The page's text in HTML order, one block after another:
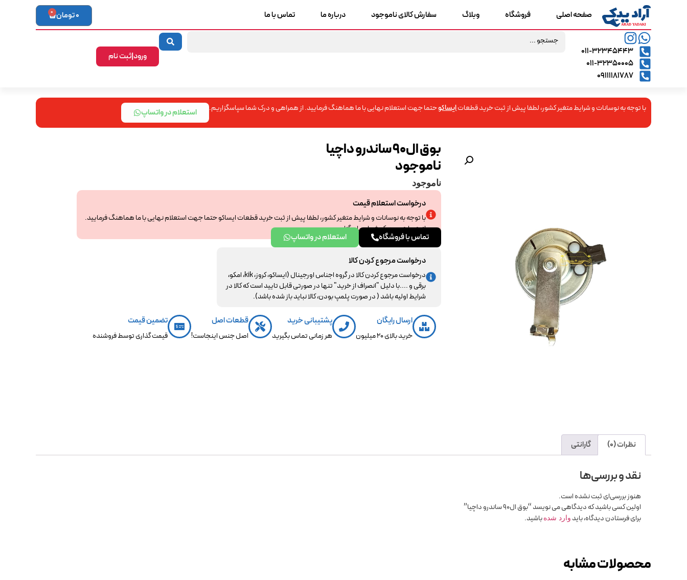
۰۱۱-۳۲۳۴۵۴۴۳
۰۱۱-۳۲۳۵۰۰۰۵
09111181787
ورود|ثبت نام
صفحه اصلی فروشگاه وبلاگ سفارش کالای ناموجود درباره ما تماس با ما 0تومان 0
با توجه به نوسانات و شرایط متغیر کشور، لطفا پیش از ثبت خرید قطعاتایساکوحتما جهت استعلام نهایی با ما هماهنگ فرمایید. از همراهی و درک شما سپاسگزاریم. استعلام در واتساپ
بوق ال90 ساندرو داچیا
ناموجود
ناموجود
درخواست استعلام قیمت
با توجه به نوسانات و شرایط متغیر کشور، لطفا پیش از ثبت خرید قطعات ایساکو حتما جهت استعلام نهایی با ما هماهنگ فرمایید.
از همراهی و درک شما سپاسگزاریم.
تماس با فروشگاه
استعلام در واتساپ
درخواست مرجوع کردن کالا
درخواست مرجوع کردن کالا در گروه اجناس اورجینال (ایساکو، کروز، kik، امکو،
برقی و ....با دلیل "انصراف از خرید" تنها در صورتی قابل تایید است که کالا در
شرایط اولیه باشد ( در صورت پلمپ بودن، کالا نباید باز شده باشد).
ارسال رایگان
خرید بالای 20 میلیون
پشتیبانی خرید
هر زمانی تماس بگیرید
قطعات اصل
اصل جنس اینجاست!
تضمین قیمت
قیمت گذاری توسط فروشنده
نظرات (0) گارانتی
نقد و بررسی‌ها
هنوز بررسی‌ای ثبت نشده است.
اولین کسی باشید که دیدگاهی می نویسد “بوق ال90 ساندرو داچیا”
برای فرستادن دیدگاه، باید وارد شده باشید.
محصولات مشابه